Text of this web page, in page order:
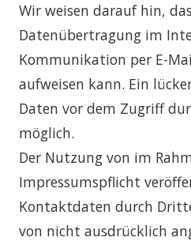
Wir weisen darauf hin,
Datenübertragung im
Kommunikation per E-
aufweisen kann. Ein
Daten vor dem Zugriff
möglich.
Der Nutzung von im
Impressumspflicht
Kontaktdaten durch
von nicht ausdrücklich